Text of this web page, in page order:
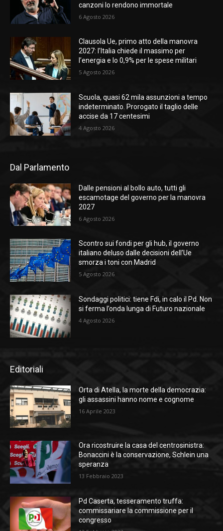
canzoni lo rendono immortale
6 Agosto 2026
Clausola Ue, primo atto della manovra
2027: l’Italia chiede il massimo per
l’energia e lo 0,9% per le spese militari
5 Agosto 2026
Scuola, quasi 62 mila assunzioni a tempo
indeterminato. Prorogato il taglio delle
accise da 17 centesimi
4 Agosto 2026
Dal Parlamento
Dalle pensioni al bollo auto, tutti gli
escamotage del governo per la manovra
2027
6 Agosto 2026
Scontro sui fondi per gli hub, il governo
italiano deluso dalle decisioni dell’Ue
smorza i toni con Madrid
5 Agosto 2026
Sondaggi politici: tiene Fdi, in calo il Pd. Non
si ferma l’onda lunga di Futuro nazionale
4 Agosto 2026
Editoriali
Orta di Atella, la morte della democrazia:
gli assassini hanno nome e cognome
16 Aprile 2023
Ora ricostruire la casa del centrosinistra:
Bonaccini è la conservazione, Schlein una
speranza
13 Febbraio 2023
Pd Caserta, tesseramento truffa:
commissariare la commissione per il
congresso